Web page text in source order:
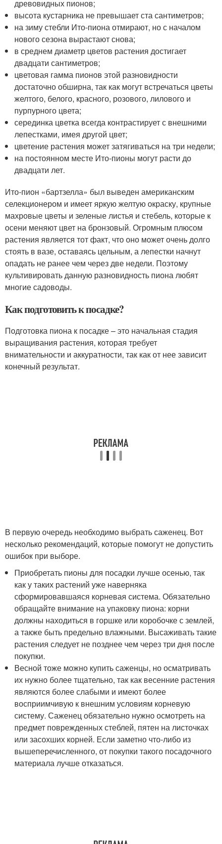
древовидных пионов;
высота кустарника не превышает ста сантиметров;
на зиму стебли Ито-пиона отмирают, но с началом
нового сезона вырастают снова;
в среднем диаметр цветов растения достигает
двадцати сантиметров;
цветовая гамма пионов этой разновидности
достаточно обширна, так как могут встречаться цветы
желтого, белого, красного, розового, лилового и
пурпурного цвета;
серединка цветка всегда контрастирует с внешними
лепестками, имея другой цвет;
цветение растения может затягиваться на три недели;
на постоянном месте Ито-пионы могут расти до
двадцати лет.
Ито-пион «бартзелла» был выведен американским
селекционером и имеет яркую желтую окраску, крупные
махровые цветы и зеленые листья и стебель, которые к
осени меняют цвет на бронзовый. Огромным плюсом
растения является тот факт, что оно может очень долго
стоять в вазе, оставаясь цельным, а лепестки начнут
опадать не ранее чем через две недели. Поэтому
культивировать данную разновидность пиона любят
многие садоводы.
Как подготовить к посадке?
Подготовка пиона к посадке – это начальная стадия
выращивания растения, которая требует
внимательности и аккуратности, так как от нее зависит
конечный результат.
В первую очередь необходимо выбрать саженец. Вот
несколько рекомендаций, которые помогут не допустить
ошибок при выборе.
Приобретать пионы для посадки лучше осенью, так
как у таких растений уже наверняка
сформировавшаяся корневая система. Обязательно
обращайте внимание на упаковку пиона: корни
должны находиться в горшке или коробочке с землей,
а также быть предельно влажными. Высаживать такие
растения следует не позднее чем через три дня после
покупки.
Весной тоже можно купить саженцы, но осматривать
их нужно более тщательно, так как весенние растения
являются более слабыми и имеют более
восприимчивую к внешним условиям корневую
систему. Саженец обязательно нужно осмотреть на
предмет поврежденных стеблей, пятен на листочках
или засохших корней. Если заметно что-либо из
вышеперечисленного, от покупки такого посадочного
материала лучше отказаться.